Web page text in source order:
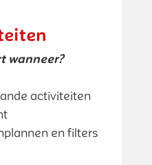
wanneer?
activiteiten
en filters